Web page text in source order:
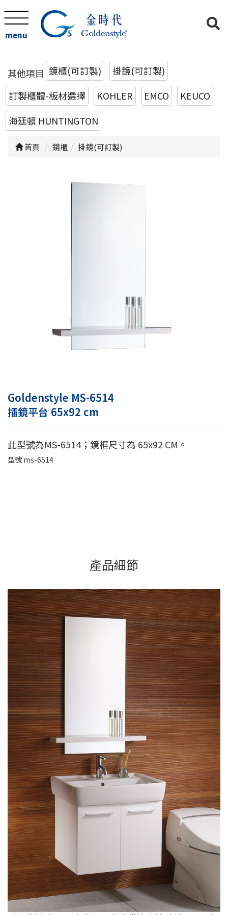
menu
其他項目 鏡櫃(可訂製)
掛鏡(可訂製)
訂製櫃體-板材選擇
KOHLER EMCO
KEUCO
海廷頓 HUNTINGTON
首頁 鏡櫃 掛鏡(可訂製)
Goldenstyle MS-6514
插鏡平台 65x92 cm
此型號為MS-6514；鏡框尺寸為 65x92 CM。
型號ms-6514
產品細節